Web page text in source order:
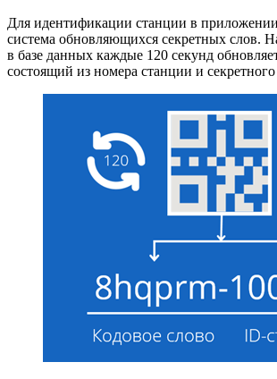
Для идентификации станции в
система обновляющихся секретных слов.
в базе данных каждые 120 секунд
состоящий из номера станции и